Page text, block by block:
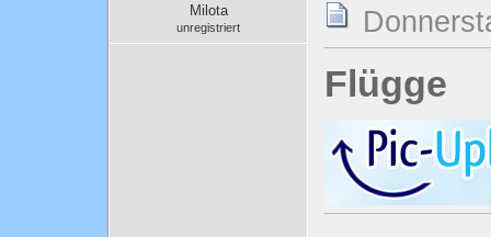
Milota
unregistriert
Flügge